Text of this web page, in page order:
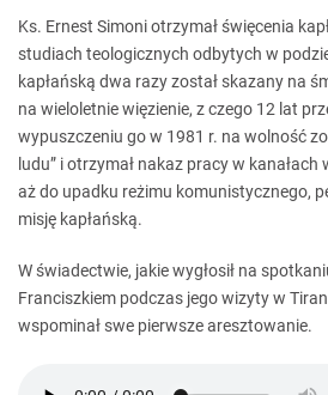
Ks. Ernest Simoni otrzymał święcenia
studiach teologicznych odbytych w
kapłańską dwa razy został skazany na
na wieloletnie więzienie, z czego 12 lat
wypuszczeniu go w 1981 r. na wolność
ludu” i otrzymał nakaz pracy w kanałach
aż do upadku reżimu komunistycznego,
misję kapłańską.
W świadectwie, jakie wygłosił na
Franciszkiem podczas jego wizyty w
wspominał swe pierwsze aresztowanie.